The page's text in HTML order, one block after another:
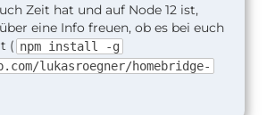
Zeit hat und auf Node 12 ist,
eine Info freuen, ob es bei euch
( npm install -g
lukasroegner/homebridge-